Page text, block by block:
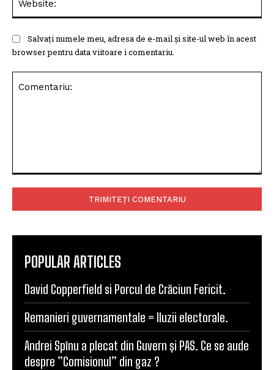
Salvați numele meu, adresa de e-mail și site-ul web în acest
browser pentru data viitoare i comentariu.
POPULAR ARTICLES
David Copperfield si Porcul de Crăciun Fericit.
Remanieri guvernamentale = Iluzii electorale.
Andrei Spînu a plecat din Guvern și PAS. Ce se aude
despre ”Comisionul” din gaz ?